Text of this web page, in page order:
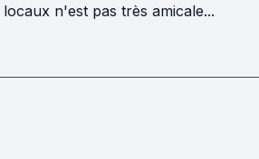
n'est pas très amicale...